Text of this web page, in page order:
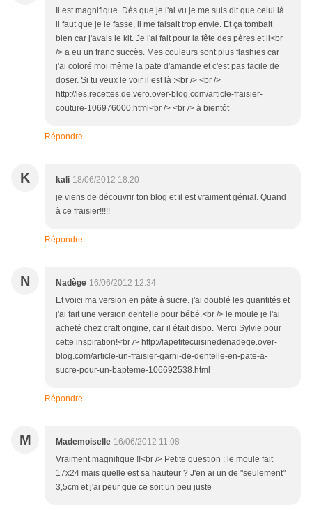
Il est magnifique. Dès que je l'ai vu je me suis dit que celui là
il faut que je le fasse, il me faisait trop envie. Et ça tombait
bien car j'avais le kit. Je l'ai fait pour la fête des pères et il<br
/> a eu un franc succès. Mes couleurs sont plus flashies car
j'ai coloré moi même la pate d'amande et c'est pas facile de
doser. Si tu veux le voir il est là :<br /> <br />
http://les.recettes.de.vero.over-blog.com/article-fraisier-
couture-106976000.html<br /> <br /> à bientôt
Répondre
K kali 18/06/2012 18:20
je viens de découvrir ton blog et il est vraiment génial. Quand
à ce fraisier!!!!!
Répondre
N Nadège 16/06/2012 12:34
Et voici ma version en pâte à sucre. j'ai doublé les quantités et
j'ai fait une version dentelle pour bébé.<br /> le moule je l'ai
acheté chez craft origine, car il était dispo. Merci Sylvie pour
cette inspiration!<br /> http://lapetitecuisinedenadege.over-
blog.com/article-un-fraisier-garni-de-dentelle-en-pate-a-
sucre-pour-un-bapteme-106692538.html
Répondre
M Mademoiselle 16/06/2012 11:08
Vraiment magnifique !!<br /> Petite question : le moule fait
17x24 mais quelle est sa hauteur ? J'en ai un de "seulement"
3,5cm et j'ai peur que ce soit un peu juste